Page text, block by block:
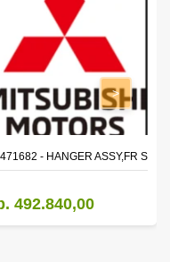
- HANGER ASSY,FR
492.840,00
>